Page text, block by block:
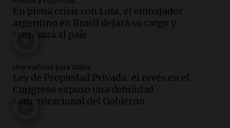
Audio.La historia de la servilleta que
firmó Jorge Messi para el primer
contrato de Leo con Barcelona
Audio.Joan Gaspart: "Sin Jorge, no sé si
Messi hubiera llegado adonde llegó"
Una mañana para todos
En plena crisis con Lula, el embajador
argentino en Brasil dejará su cargo y
regresará al país
Una mañana para todos
Ley de Propiedad Privada: el revés en el
Congreso expuso una debilidad
comunicacional del Gobierno